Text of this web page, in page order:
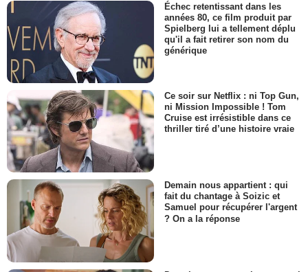
Échec retentissant dans les
années 80, ce film produit par
Spielberg lui a tellement déplu
qu'il a fait retirer son nom du
générique
Ce soir sur Netflix : ni Top Gun,
ni Mission Impossible ! Tom
Cruise est irrésistible dans ce
thriller tiré d’une histoire vraie
Demain nous appartient : qui
fait du chantage à Soizic et
Samuel pour récupérer l'argent
? On a la réponse